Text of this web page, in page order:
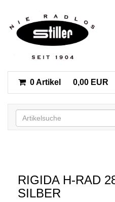
0 Artikel 0,00 EUR
RIGIDA H-RAD
SILBER